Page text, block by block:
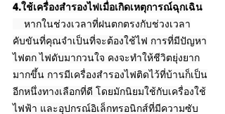
4.ใช้เครื่องสำรองไฟเมื่อเกิดเหตุการณ์ฉุกเฉิน
คับขันที่คุณจำเป็นที่จะต้องใช้ไฟ การที่มีปัญหา
ไฟตก ไฟดับมากวนใจ คงจะทำให้ชีวิตยุ่งยาก
มากขึ้น การมีเครื่องสำรองไฟติดไว้ที่บ้านก็เป็น
อีกหนึ่งทางเลือกที่ดี โดยมักนิยมใช้กับเครื่องใช้
ไฟฟ้า และอุปกรณ์อิเล็กทรอนิกส์ที่มีความซับ